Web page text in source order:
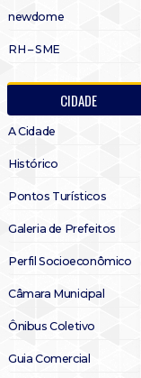
newdome
RH – SME
CIDADE
A Cidade
Histórico
Pontos Turísticos
Galeria de Prefeitos
Perfil Socioeconômico
Câmara Municipal
Ônibus Coletivo
Guia Comercial